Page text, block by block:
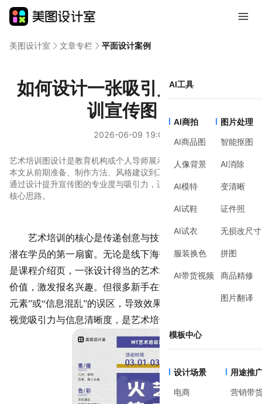
AI工具
AI商拍
AI商品图
人像背景
AI模特
AI试鞋
AI试衣
服装换色
AI带货视频
图片处理
智能抠图
AI消除
变清晰
证件照
无损改尺寸
拼图
商品精修
图片翻译
模板中心
设计场景
电商
用途推
营销带
美图设计室 文章专栏 平面设计案例
如何设计一张吸引人的艺术培
训宣传图？
2026-06-09 19:02
艺术培训图设计是教育机构或个人导师展示课程特色的重要方式。
本文从前期准备、制作方法、风格建议到工具辅助，详细说明如何
通过设计提升宣传图的专业度与吸引力，适合零基础用户快速掌握
核心思路。
艺术培训 的核心是传递创意与技能，而宣传图则是吸引
潜在学员的第一扇窗。无论是线下海报、线上社交媒体，还
是课程介绍页，一张设计得当的艺术培训图能快速传递课程
价值，激发报名兴趣。但很多新手在设计时容易陷入“堆砌
元素”或“信息混乱”的误区，导致效果大打折扣。如何平衡
视觉吸引力与信息清晰度，是艺术培训图设计的关键。